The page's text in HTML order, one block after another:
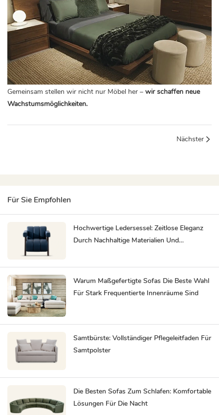
Gemeinsam stellen wir nicht nur Möbel her – wir schaffen neue
Wachstumsmöglichkeiten.
Nächster
Für Sie Empfohlen
Hochwertige Ledersessel: Zeitlose Eleganz
Durch Nachhaltige Materialien Und
Warum Maßgefertigte Sofas Die Beste Wahl
Für Stark Frequentierte Innenräume Sind
Samtbürste: Vollständiger Pflegeleitfaden Für
Samtpolster
Die Besten Sofas Zum Schlafen: Komfortable
Lösungen Für Die Nacht